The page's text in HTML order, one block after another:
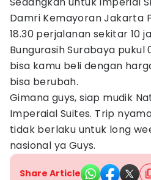
Damri Kemayoran Jakarta
18.30 perjalanan sekitar 10
Bungurasih Surabaya pukul
bisa kamu beli dengan
bisa berubah.
Gimana guys, siap mudik
Imperaial Suites. Trip
tidak berlaku untuk long
nasional ya Guys.
Share Article